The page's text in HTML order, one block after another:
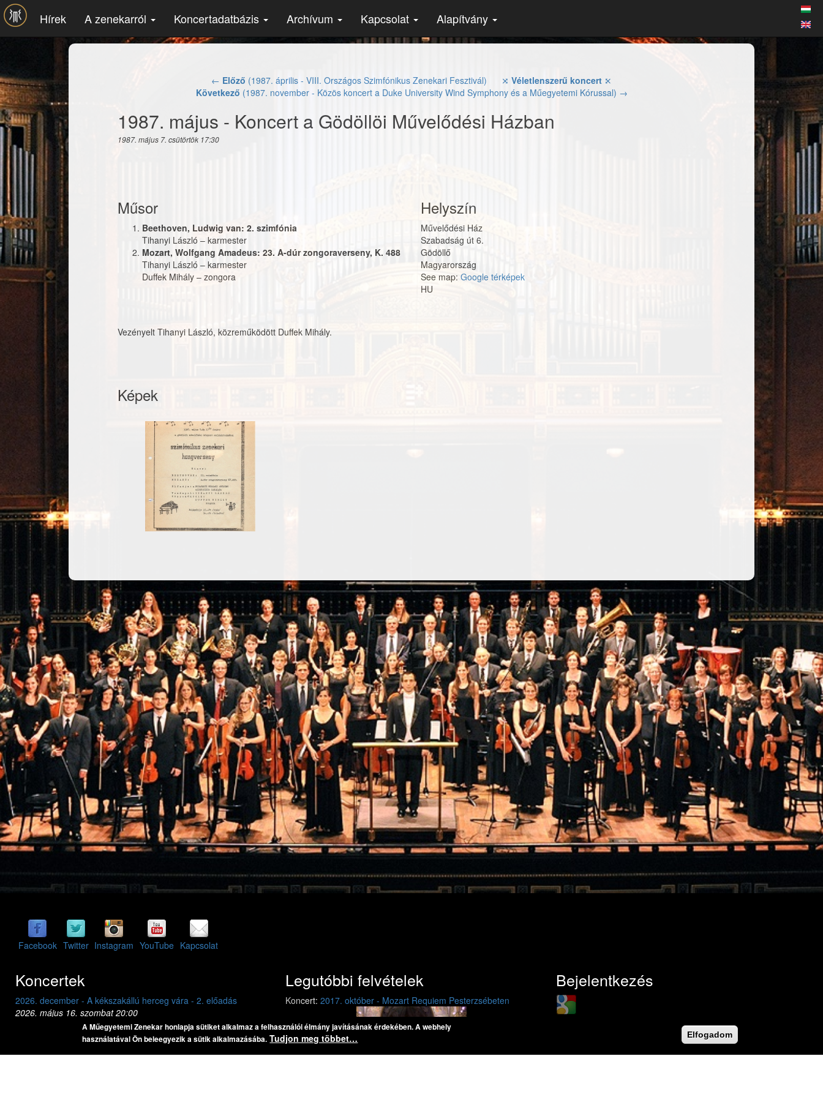
Ugrás a tartalomra
Hírek A zenekarról Koncertadatbázis Archívum Kapcsolat Alapítvány
← Előző (1987. április - VIII. Országos Szimfónikus Zenekari Fesztivál) ⤨ Véletlenszerű koncert ⤪
Következő (1987. november - Közös koncert a Duke University Wind Symphony és a Műegyetemi Kórussal) →
1987. május - Koncert a Gödöllöi Művelődési Házban
1987. május 7. csütörtök 17:30
Műsor
Beethoven, Ludwig van: 2. szimfónia
Tihanyi László – karmester
Mozart, Wolfgang Amadeus: 23. A-dúr zongoraverseny, K. 488
Tihanyi László – karmester
Duffek Mihály – zongora
Helyszín
Művelődési Ház
Szabadság út 6.
Gödöllő
Magyarország
See map: Google térképek
HU
Vezényelt Tihanyi László, közreműködött Duffek Mihály.
Képek
19870507_plakat_godollokoncert001.jpg
Facebook Twitter Instagram YouTube Kapcsolat
Koncertek
herceg vára - 2. előadás
2026. december - A kékszakállú herceg vára - 1. előadás
BME K épület, aula
Bartók Béla: A kékszakállú herceg vára
Legutóbbi felvételek
Koncert:2017. október - Mozart Requiem Pesterzsébeten
Mozart: Requiem
Mozart: Requiem
Previous
Bejelentkezés
Login with Google
A Műegyetemi Zenekar honlapja sütiket alkalmaz a felhasználói élmány javításának érdekében. A webhely
használatával Ön beleegyezik a sütik alkalmazásába. Tudjon meg többet… Elfogadom